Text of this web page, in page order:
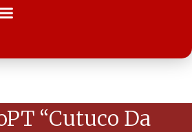
“Cutuco Da